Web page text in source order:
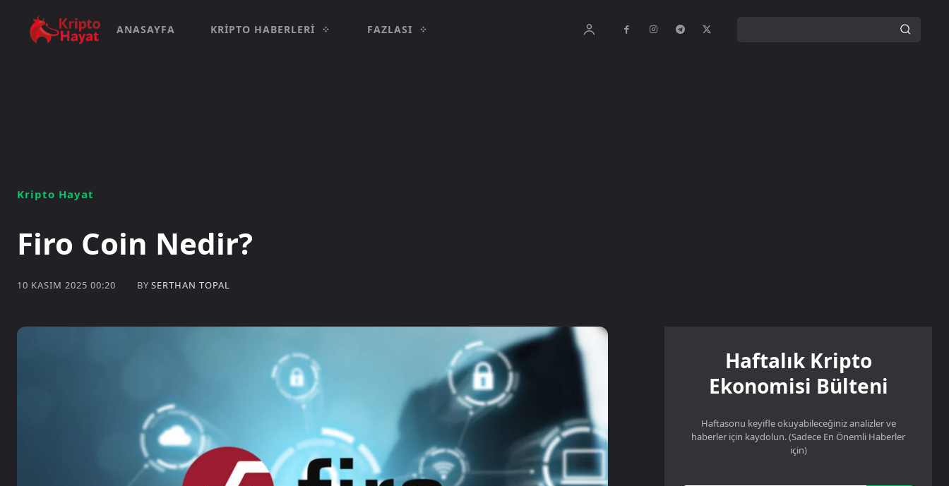
ANASAYFA KRIPTO HABERLERI FAZLASI
Kripto Hayat
Firo Coin Nedir?
10 KASIM 2025 00:20 BY SERTHAN TOPAL
Haftalık Kripto
Ekonomisi Bülteni
Haftasonu keyifle okuyabileceğiniz analizler ve
haberler için kaydolun. (Sadece En Önemli Haberler
için)